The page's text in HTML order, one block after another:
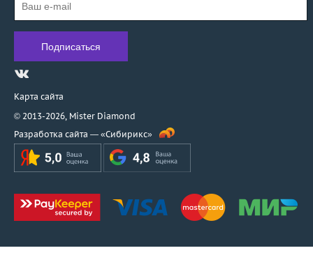
Карта сайта
© 2013-2026, Mister Diamond
Разработка сайта — «Сибирикс»